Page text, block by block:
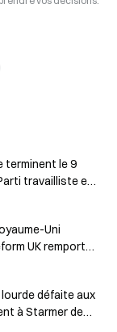
terminent le 9
travailliste et
Uni
UK remporte
défaite aux
à Starmer de